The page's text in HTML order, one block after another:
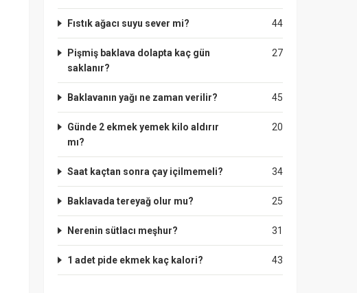
44
Fıstık ağacı suyu sever mi?
27
Pişmiş baklava dolapta kaç gün
saklanır?
45
Baklavanın yağı ne zaman verilir?
20
Günde 2 ekmek yemek kilo aldırır
mı?
34
Saat kaçtan sonra çay içilmemeli?
25
Baklavada tereyağ olur mu?
31
Nerenin sütlacı meşhur?
43
1 adet pide ekmek kaç kalori?